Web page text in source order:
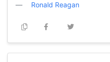
Ronald Reagan